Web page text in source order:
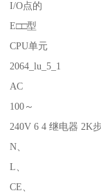
I/O点的
E□□型
CPU单元
2064_lu_5_1
AC
100～
240V 6 4 继电器 2K
N、
L、
CE、